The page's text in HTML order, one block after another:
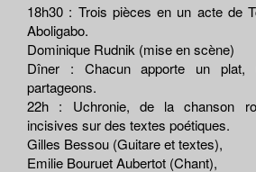
18h30 : Trois pièces en un acte de
Aboligabo.
Dominique Rudnik (mise en scène)
Dîner : Chacun apporte un plat,
partageons.
22h : Uchronie, de la chanson
incisives sur des textes poétiques.
Gilles Bessou (Guitare et textes),
Emilie Bouruet Aubertot (Chant),